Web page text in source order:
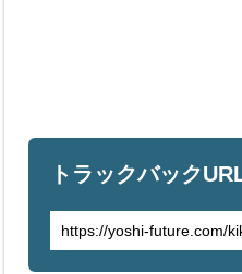
トラックバック